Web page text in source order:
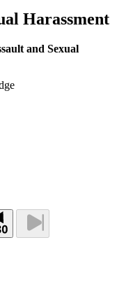
Harassment
and Sexual